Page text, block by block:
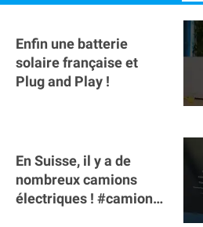
Enfin une batterie
solaire française et
Plug and Play !
En Suisse, il y a de
nombreux camions
électriques ! #camion